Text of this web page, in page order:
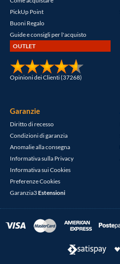
PickUp Point
Buoni Regalo
Guide e consigli per l'acquisto
OUTLET
Opinioni dei Clienti (37268)
Garanzie
Diritto di recesso
Condizioni di garanzia
Anomalie alla consegna
Informativa sulla Privacy
Informativa sui Cookies
Preferenze Cookies
Garanzia3Estensioni